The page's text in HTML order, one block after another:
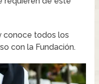
conoce todos los
con la Fundación.